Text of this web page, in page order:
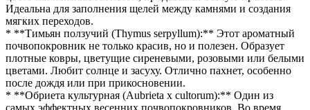
Идеальна для заполнения щелей между камнями и создания
мягких переходов.
* **Тимьян ползучий (Thymus serpyllum):** Этот ароматный
почвопокровник не только красив, но и полезен. Образует
плотные ковры, цветущие сиреневыми, розовыми или белыми
цветами. Любит солнце и засуху. Отлично пахнет, особенно
после дождя или при прикосновении.
* **Обриета культурная (Aubrieta x cultorum):** Один из